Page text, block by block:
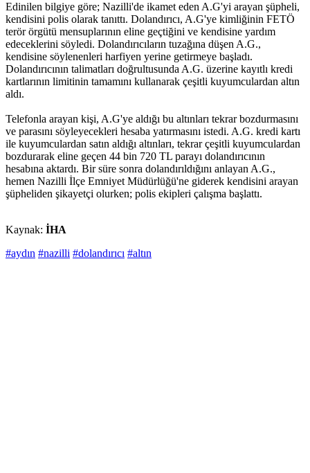
Edinilen bilgiye göre; Nazilli'de ikamet eden A.G'yi arayan şüpheli,
kendisini polis olarak tanıttı. Dolandırıcı, A.G'ye kimliğinin FETÖ
terör örgütü mensuplarının eline geçtiğini ve kendisine yardım
edeceklerini söyledi. Dolandırıcıların tuzağına düşen A.G.,
kendisine söylenenleri harfiyen yerine getirmeye başladı.
Dolandırıcının talimatları doğrultusunda A.G. üzerine kayıtlı kredi
kartlarının limitinin tamamını kullanarak çeşitli kuyumculardan altın
aldı.
Telefonla arayan kişi, A.G'ye aldığı bu altınları tekrar bozdurmasını
ve parasını söyleyecekleri hesaba yatırmasını istedi. A.G. kredi kartı
ile kuyumculardan satın aldığı altınları, tekrar çeşitli kuyumculardan
bozdurarak eline geçen 44 bin 720 TL parayı dolandırıcının
hesabına aktardı. Bir süre sonra dolandırıldığını anlayan A.G.,
hemen Nazilli İlçe Emniyet Müdürlüğü'ne giderek kendisini arayan
şüpheliden şikayetçi olurken; polis ekipleri çalışma başlattı.
Kaynak: İHA
#aydın #nazilli #dolandırıcı #altın